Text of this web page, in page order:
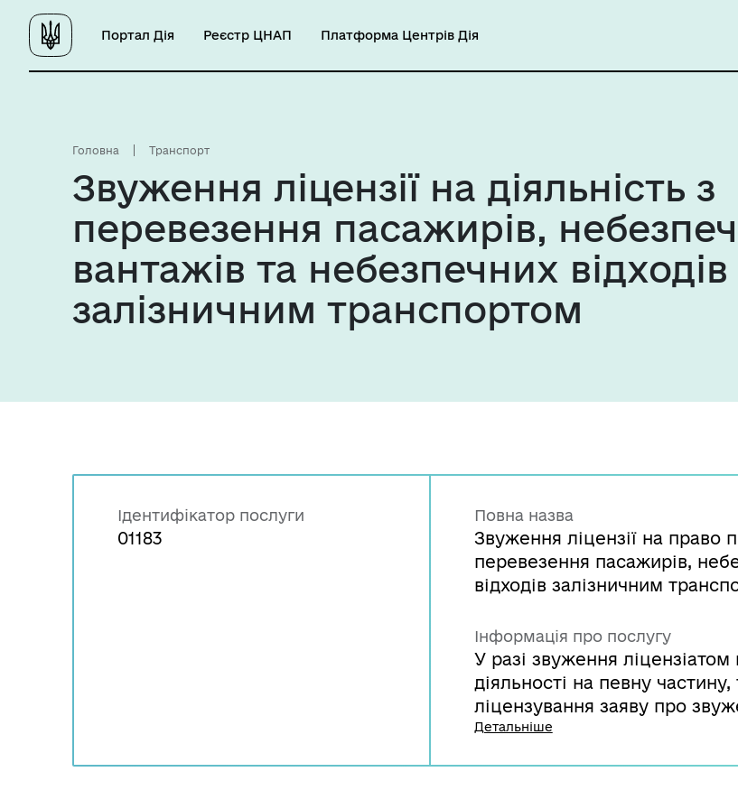
Портал Дія Реєстр ЦНАП Платформа Центрів Дія
Головна Транспорт
Звуження ліцензії на діяльність з
перевезення пасажирів,
вантажів та небезпечних відходів
залізничним транспортом
Ідентифікатор послуги
01183
Повна назва
Звуження ліцензії на право
перевезення пасажирів,
відходів залізничним
Інформація про послугу
У разі звуження
діяльності на певну
ліцензування заяву про
діяльності. На підставі
Детальніше